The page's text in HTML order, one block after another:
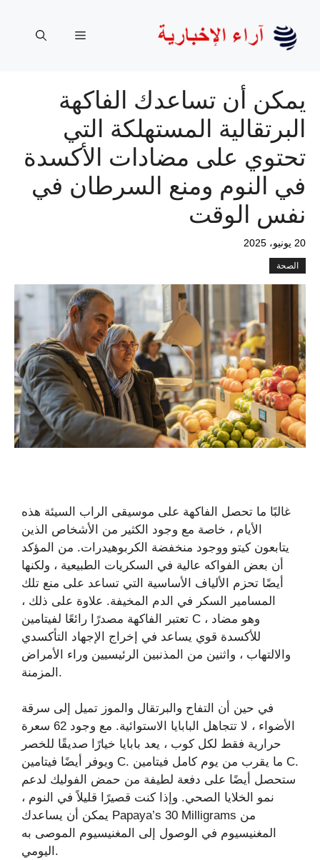
المحتوى
القائمة
يمكن أن تساعدك الفاكهة
البرتقالية المستهلكة التي
تحتوي على مضادات الأكسدة
في النوم ومنع السرطان في
نفس الوقت
20 يونيو، 2025
الصحة
غالبًا ما تحصل الفاكهة على موسيقى الراب السيئة هذه
الأيام ، خاصة مع وجود الكثير من الأشخاص الذين
يتابعون كيتو ووجود منخفضة الكربوهيدرات. من المؤكد
أن بعض الفواكه عالية في السكريات الطبيعية ، ولكنها
أيضًا تحزم الألياف الأساسية التي تساعد على منع تلك
المسامير السكر في الدم المخيفة. علاوة على ذلك ،
تعتبر الفاكهة مصدرًا رائعًا لفيتامين C ، وهو مضاد
للأكسدة قوي يساعد في إخراج الإجهاد التأكسدي
والالتهاب ، واثنين من المذنبين الرئيسيين وراء الأمراض
المزمنة.
في حين أن التفاح والبرتقال والموز تميل إلى سرقة
الأضواء ، لا تتجاهل البابايا الاستوائية. مع وجود 62 سعرة
حرارية فقط لكل كوب ، يعد بابايا خيارًا صديقًا للخصر
ويوفر أيضًا فيتامين C. ما يقرب من يوم كامل فيتامين C.
ستحصل أيضًا على دفعة لطيفة من حمض الفوليك لدعم
نمو الخلايا الصحي. وإذا كنت قصيرًا قليلاً في النوم ،
يمكن أن يساعدك Papaya’s 30 Milligrams من
المغنيسيوم في الوصول إلى المغنيسيوم الموصى به
اليومي.